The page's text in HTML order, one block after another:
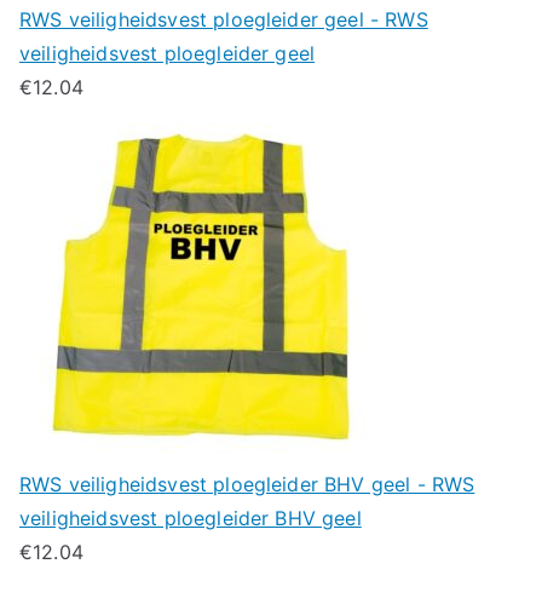
RWS veiligheidsvest ploegleider geel - RWS
veiligheidsvest ploegleider geel
€12.04
RWS veiligheidsvest ploegleider BHV geel - RWS
veiligheidsvest ploegleider BHV geel
€12.04